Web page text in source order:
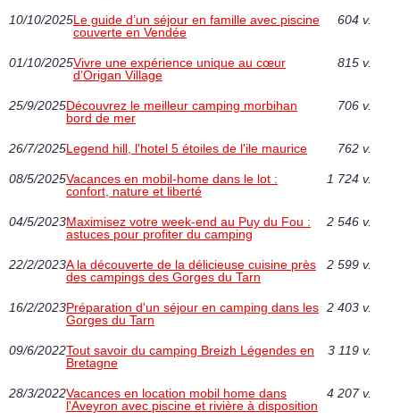
10/10/2025Le guide d’un séjour en famille avec piscine
couverte en Vendée
604 v.
01/10/2025Vivre une expérience unique au cœur
d’Origan Village
815 v.
25/9/2025Découvrez le meilleur camping morbihan
bord de mer
706 v.
26/7/2025Legend hill, l'hotel 5 étoiles de l'ile maurice 762 v.
08/5/2025Vacances en mobil-home dans le lot :
confort, nature et liberté
1 724 v.
04/5/2023Maximisez votre week-end au Puy du Fou :
astuces pour profiter du camping
2 546 v.
22/2/2023A la découverte de la délicieuse cuisine près
des campings des Gorges du Tarn
2 599 v.
16/2/2023Préparation d'un séjour en camping dans les
Gorges du Tarn
2 403 v.
09/6/2022Tout savoir du camping Breizh Légendes en
Bretagne
3 119 v.
28/3/2022Vacances en location mobil home dans
l'Aveyron avec piscine et rivière à disposition
4 207 v.